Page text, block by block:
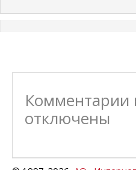
Комментарии
отключены